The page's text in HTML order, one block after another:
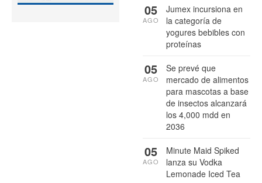
Jumex incursiona en
la categoría de
yogures bebibles con
proteínas
05
AGO
Se prevé que
mercado de alimentos
para mascotas a base
de insectos alcanzará
los 4,000 mdd en
2036
05
AGO
Minute Maid Spiked
lanza su Vodka
Lemonade Iced Tea
05
AGO